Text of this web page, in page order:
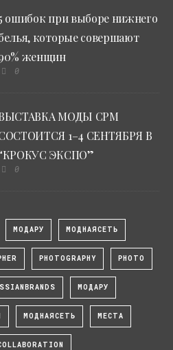
ошибок при выборе нижнего
которые совершают
женщин
0
МОДЫ CPM
1–4 СЕНТЯБРЯ В
ЭКСПО”
0
МОДАРУ МОДНАЯСЕТЬ
PHOTOGRAPHY PHOTO
МОДАРУ
МОДНАЯСЕТЬ МЕСТА